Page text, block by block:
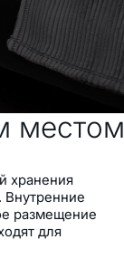
местом
хранения
Внутренние
размещение
для